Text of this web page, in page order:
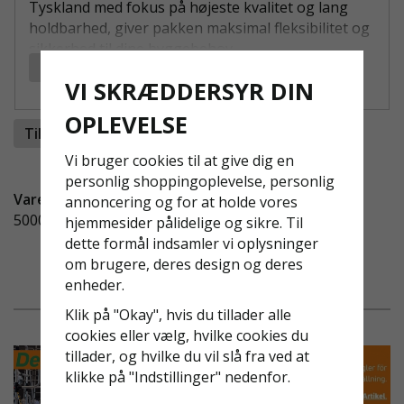
Tyskland med fokus på højeste kvalitet og lang
holdbarhed, giver pakken maksimal fleksibilitet og
sikkerhed til dine byggebehov.
FORDELE VED STILLADSTRAILER MED 120
M² VILLAPAKKE:
Komplet stilladspakke:
inklusive platform med stige og fodliste eller
trappetårn.
Godkendt til arbejdspladsbrug:Opfylder
Arbetsmiljöverkets krav (AFS 2013:4) og er
testet af RISE (SP).
Ultralet aluminiumsstillads:Nem at samle og
håndtere, også uden erfaring.
Ergonomisk stilladstrailer: Designet til nem
transport samt sikker lastning og aflæsning.
Høj kompatibilitet:Passer til stilladsdele fra
Layher, Assco, Altrad, Allfix og Monzon.
10 års garanti og prisgaranti:Langsigtet
Tilføj til ønskeliste
Vare-ID:
500008
VI SKRÆDDERSYR DIN
OPLEVELSE
Vi bruger cookies til at give dig en
personlig shoppingoplevelse, personlig
annoncering og for at holde vores
hjemmesider pålidelige og sikre. Til
dette formål indsamler vi oplysninger
om brugere, deres design og deres
enheder.
Klik på "Okay", hvis du tillader alle
cookies eller vælg, hvilke cookies du
tillader, og hvilke du vil slå fra ved at
klikke på "Indstillinger" nedenfor.